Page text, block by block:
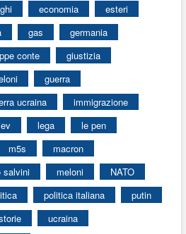
economia
esteri
gas
germania
conte
giustizia
guerra
ucraina
immigrazione
lega
le pen
m5s
macron
salvini meloni
NATO
politica italiana
putin
ucraina